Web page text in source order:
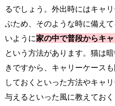
るでしょう。外出時にはキャ
ぶため、そのような時に備え
いように家の中で普段からキ
という方法があります。猫は
きですから、キャリーケース
しておくといった方法やキャ
与えるといった風に教えてお